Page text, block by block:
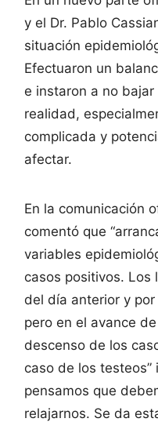
y el Dr. Pablo
situación
Efectuaron un
e instaron a no
realidad,
complicada y
afectar.
En la comunicación
comentó que
variables
casos positivos. Los
del día anterior y
pero en el avance
descenso de los
caso de los testeos”
pensamos que
relajarnos. Se da